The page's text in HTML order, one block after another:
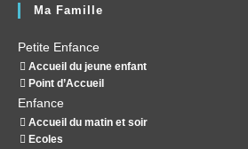
Ma Famille
Petite Enfance
Accueil du jeune enfant
Point d’Accueil
Enfance
Accueil du matin et soir
Ecoles